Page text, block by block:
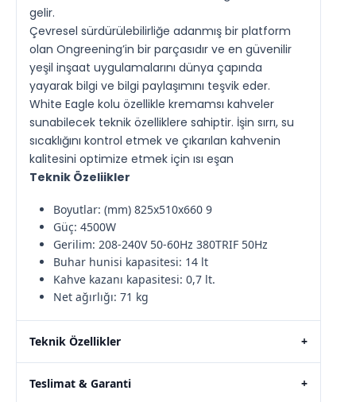
gelir.
Çevresel sürdürülebilirliğe adanmış bir platform
olan Ongreening’in bir parçasıdır ve en güvenilir
yeşil inşaat uygulamalarını dünya çapında
yayarak bilgi ve bilgi paylaşımını teşvik eder.
White Eagle kolu özellikle kremamsı kahveler
sunabilecek teknik özelliklere sahiptir. İşin sırrı, su
sıcaklığını kontrol etmek ve çıkarılan kahvenin
kalitesini optimize etmek için ısı eşan
Teknik Özeliikler
Boyutlar: (mm) 825x510x660 9
Güç: 4500W
Gerilim: 208-240V 50-60Hz 380TRIF 50Hz
Buhar hunisi kapasitesi: 14 lt
Kahve kazanı kapasitesi: 0,7 lt.
Net ağırlığı: 71 kg
Teknik Özellikler +
Teslimat & Garanti +